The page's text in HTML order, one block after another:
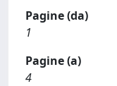
Pagine (da)
1
Pagine (a)
4